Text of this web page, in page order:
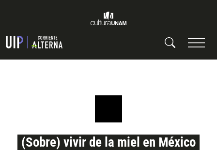
(Sobre) vivir de la miel en México